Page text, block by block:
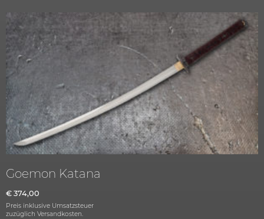
Goemon Katana
€ 374,00
Preis inklusive Umsatzsteuer
zuzüglich Versandkosten.